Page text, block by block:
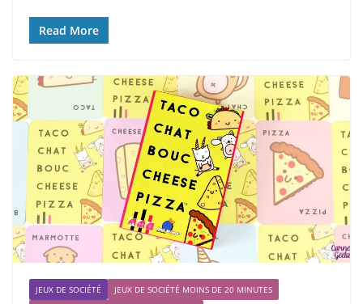
Read More
JEUX DE SOCIÉTÉ
JEUX DE SOCIÉTÉ MOINS DE 20 MINUTES